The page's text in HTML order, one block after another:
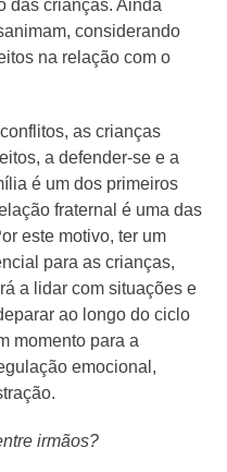
das crianças. Ainda
considerando
na relação com o
as crianças
a defender-se e a
é um dos primeiros
fraternal é uma das
este motivo, ter um
para as crianças,
a lidar com situações e
ao longo do ciclo
momento para a
emocional,
irmãos?